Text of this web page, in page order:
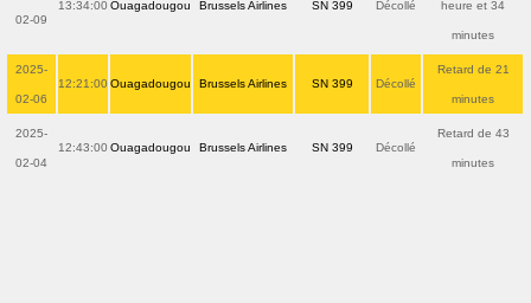
02-09
13:34:00 Ouagadougou Brussels Airlines SN 399 Décollé heure et 34
minutes
2025-
02-06
12:21:00 Ouagadougou Brussels Airlines SN 399 Décollé
Retard de 21
minutes
2025-
02-04
12:43:00 Ouagadougou Brussels Airlines SN 399 Décollé
Retard de 43
minutes